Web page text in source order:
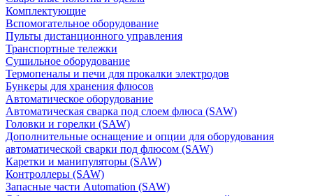
Комплектующие
Вспомогательное оборудование
Пульты дистанционного управления
Транспортные тележки
Сушильное оборудование
Термопеналы и печи для прокалки электродов
Бункеры для хранения флюсов
Автоматическое оборудование
Автоматическая сварка под слоем флюса (SAW)
Головки и горелки (SAW)
Дополнительные оснащение и опции для оборудования
автоматической сварки под флюсом (SAW)
Каретки и манипуляторы (SAW)
Контроллеры (SAW)
Запасные части Automation (SAW)